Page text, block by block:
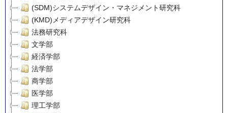
(SDM)システムデザイン・マネジメント研究科
(KMD)メディアデザイン研究科
法務研究科
文学部
経済学部
法学部
商学部
医学部
理工学部